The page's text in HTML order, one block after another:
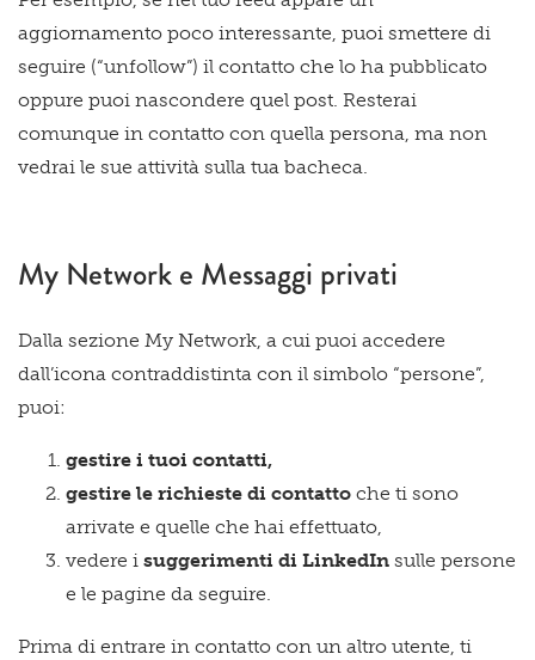
aggiornamento poco interessante, puoi smettere di
seguire (“unfollow”) il contatto che lo ha pubblicato
oppure puoi nascondere quel post. Resterai
comunque in contatto con quella persona, ma non
vedrai le sue attività sulla tua bacheca.
My Network e Messaggi privati
Dalla sezione My Network, a cui puoi accedere
dall’icona contraddistinta con il simbolo “persone”,
puoi:
gestire i tuoi contatti,
gestire le richieste di contatto che ti sono
arrivate e quelle che hai effettuato,
vedere i suggerimenti di LinkedIn sulle persone
e le pagine da seguire.
Prima di entrare in contatto con un altro utente, ti